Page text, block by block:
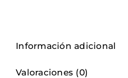
Información adicional
Valoraciones (0)